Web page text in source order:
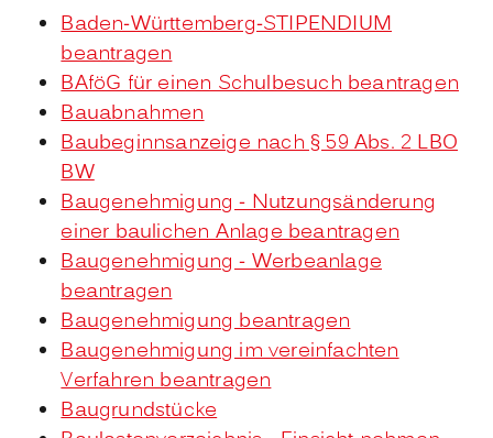
Baden-Württemberg-STIPENDIUM
beantragen
BAföG für einen Schulbesuch beantragen
Bauabnahmen
Baubeginnsanzeige nach § 59 Abs. 2 LBO
BW
Baugenehmigung - Nutzungsänderung
einer baulichen Anlage beantragen
Baugenehmigung - Werbeanlage
beantragen
Baugenehmigung beantragen
Baugenehmigung im vereinfachten
Verfahren beantragen
Baugrundstücke